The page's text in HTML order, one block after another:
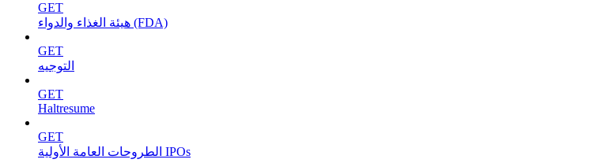
GET
هيئة الغذاء والدواء (FDA)
GET
التوجيه
GET
Haltresume
GET
الطروحات العامة الأولية IPOs